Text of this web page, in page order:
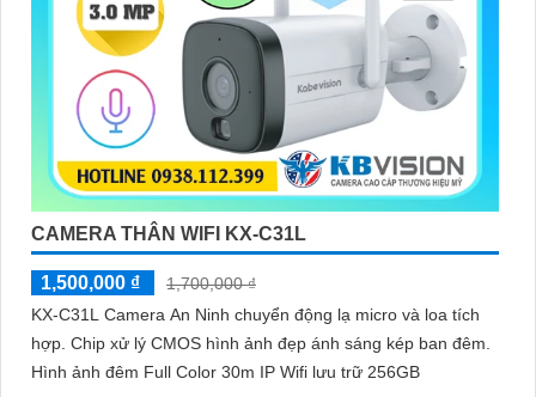
CAMERA THÂN WIFI KX-C31L
1,500,000 ₫
1,700,000 ₫
KX-C31L Camera An Ninh chuyển động lạ micro và loa tích
hợp. Chip xử lý CMOS hình ảnh đẹp ánh sáng kép ban đêm.
Hình ảnh đêm Full Color 30m IP Wifi lưu trữ 256GB